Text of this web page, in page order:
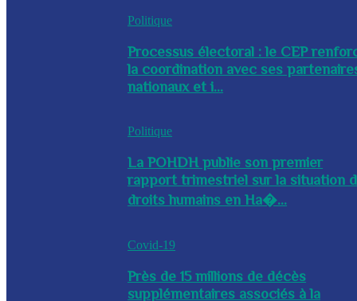
Politique
Processus électoral : le CEP
la coordination avec ses
nationaux et i...
Politique
La POHDH publie son premier
rapport trimestriel sur la situation
droits humains en Ha�...
Covid-19
Près de 15 millions de décès
supplémentaires associés à la